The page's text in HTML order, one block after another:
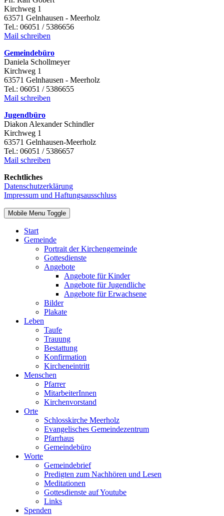
Kirchweg 1
63571 Gelnhausen - Meerholz
Tel.: 06051 / 5386656
Mail schreiben
Gemeindebüro
Daniela Schollmeyer
Kirchweg 1
63571 Gelnhausen - Meerholz
Tel.: 06051 / 5386655
Mail schreiben
Jugendbüro
Diakon Alexander Schindler
Kirchweg 1
63571 Gelnhausen-Meerholz
Tel.: 06051 / 5386657
Mail schreiben
Rechtliches
Datenschutzerklärung
Impressum und Haftungsausschluss
Mobile Menu Toggle
Start
Gemeinde
Portrait der Kirchengemeinde
Gottesdienste
Angebote
Angebote für Kinder
Angebote für Jugendliche
Angebote für Erwachsene
Bilder
Plakate
Leben
Taufe
Trauung
Bestattung
Konfirmation
Kircheneintritt
Menschen
Pfarrer
MitarbeiterInnen
Kirchenvorstand
Orte
Schlosskirche Meerholz
Evangelisches Gemeindezentrum
Pfarrhaus
Gemeindebüro
Worte
Gemeindebrief
Predigten zum Nachhören und Lesen
Meditationen
Gottesdienste auf Youtube
Links
Spenden